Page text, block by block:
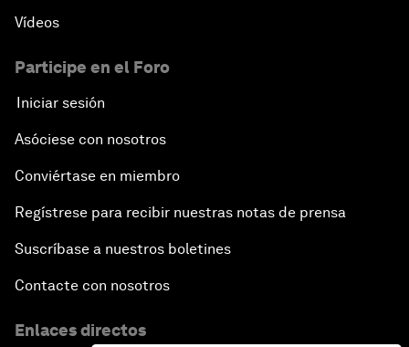
Vídeos
Participe en el Foro
Iniciar sesión
Asóciese con nosotros
Conviértase en miembro
Regístrese para recibir nuestras notas de prensa
Suscríbase a nuestros boletines
Contacte con nosotros
Enlaces directos